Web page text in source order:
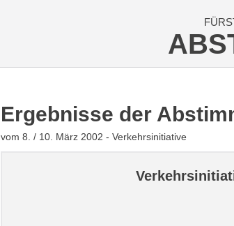
Ergebnisse der
vom 8. / 10. März 2002 - Verkehrsinitiative